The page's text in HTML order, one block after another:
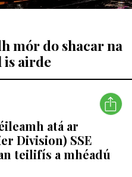
mór do shacar na
is airde
atá ar
Division) SSE
teilifís a mhéadú